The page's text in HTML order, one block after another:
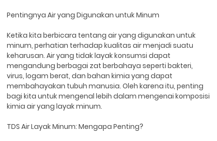
Pentingnya Air yang Digunakan untuk Minum
Ketika kita berbicara tentang air yang digunakan untuk
minum, perhatian terhadap kualitas air menjadi suatu
keharusan. Air yang tidak layak konsumsi dapat
mengandung berbagai zat berbahaya seperti bakteri,
virus, logam berat, dan bahan kimia yang dapat
membahayakan tubuh manusia. Oleh karena itu, penting
bagi kita untuk mengenal lebih dalam mengenai komposisi
kimia air yang layak minum.
TDS Air Layak Minum: Mengapa Penting?